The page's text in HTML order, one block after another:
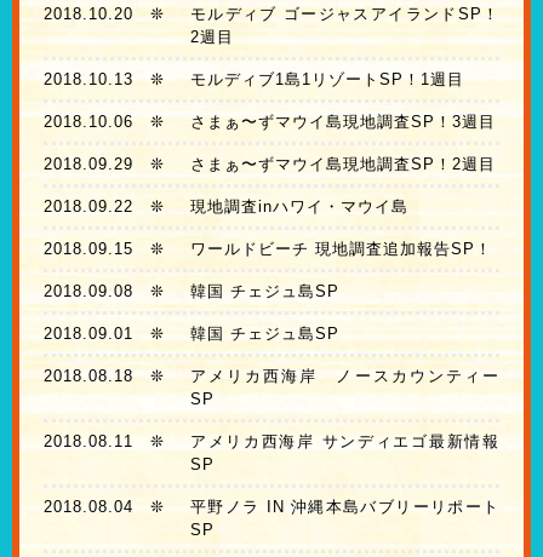
2018.10.20❊
モルディブ ゴージャスアイランドSP！
2週目
2018.10.13❊ モルディブ1島1リゾートSP！1週目
2018.10.06 ❊ さまぁ〜ずマウイ島現地調査SP！3週目
2018.09.29 ❊ さまぁ〜ずマウイ島現地調査SP！2週目
2018.09.22 ❊ 現地調査inハワイ・マウイ島
2018.09.15 ❊ ワールドビーチ 現地調査追加報告SP！
2018.09.08 ❊ 韓国 チェジュ島SP
2018.09.01 ❊ 韓国 チェジュ島SP
2018.08.18❊
アメリカ西海岸 ノースカウンティー
SP
2018.08.11 ❊
アメリカ西海岸 サンディエゴ最新情報
SP
2018.08.04❊
平野ノラ IN 沖縄本島バブリーリポート
SP